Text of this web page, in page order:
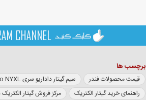
برچسب ها
قیمت محصولات فندر
سیم گیتار داداریو سری Daddario NYXL
راهنمای خرید گیتار الکتریک
مرکز فروش گیتار الکتریک